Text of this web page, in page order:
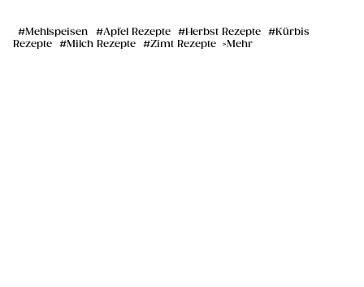
Mehlspeisen Apfel Rezepte Herbst Rezepte
Kürbis
Rezepte
Milch Rezepte Zimt Rezepte Mehr